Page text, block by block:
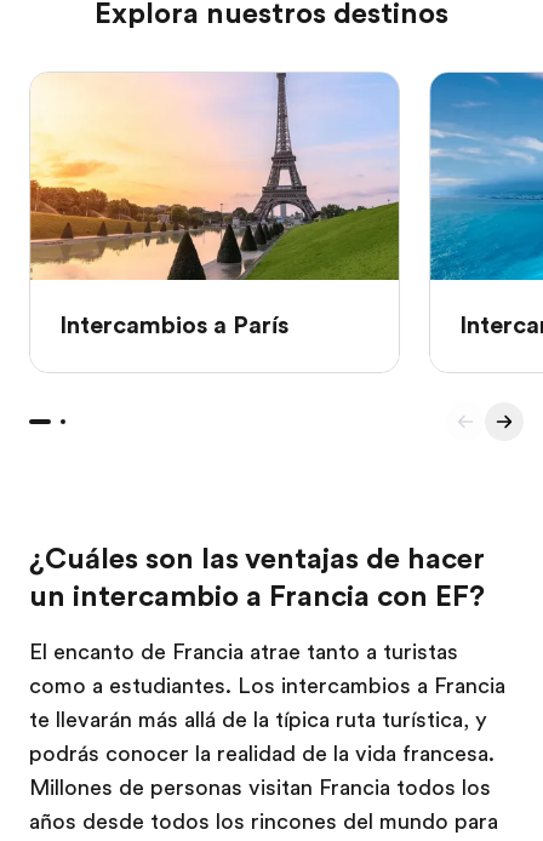
Explora nuestros destinos
Intercambios a París
¿Cuáles son las ventajas de hacer
un intercambio a Francia con EF?
El encanto de Francia atrae tanto a turistas
como a estudiantes. Los intercambios a Francia
te llevarán más allá de la típica ruta turística, y
podrás conocer la realidad de la vida francesa.
Millones de personas visitan Francia todos los
años desde todos los rincones del mundo para